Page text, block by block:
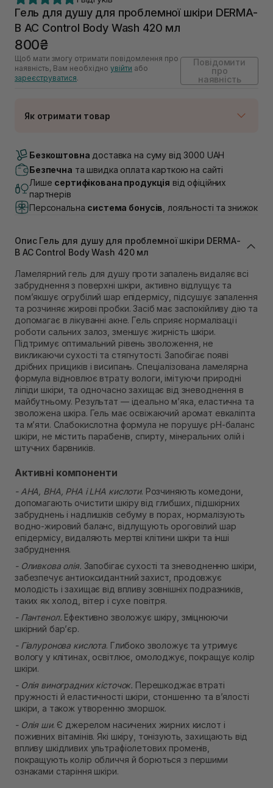
Гель для душу для проблемної шкіри DERMA-
B AC Control Body Wash 420 мл
800₴
Щоб мати змогу отримати повідомлення про
наявність, Вам необхідно увійти або
зареєструватися.
Повідомити
про
наявність
Як отримати товар
Немає в наявності!
Немає в наявності!
Самовивіз м. Львів, вул. Академіка Підстригача, 1В
(Duck’s Lake)
Немає в наявності!
Самовивіз м. Львів, вул. Степана Бандери 45
Немає в наявності!
Самовивіз м. Рівне, вул. 16-го Липня, 15
Немає в наявності!
Самовивіз м. Рівне, вул. Кулика і Гудачека 23 (ТЦ
Екватор)
Немає в наявності!
Безкоштовна доставка на суму від 3000 UAH
Безпечна та швидка оплата карткою на сайті
Лише сертифікована продукція від офіційних
партнерів
Персональна система бонусів , лояльності та знижок
Опис Гель для душу для проблемної шкіри DERMA-
B AC Control Body Wash 420 мл
Ламелярний гель для душу проти запалень видаляє всі
забруднення з поверхні шкіри, активно відлущує та
пом’якшує огрубілий шар епідермісу, підсушує запалення
та розчиняє жирові пробки. Засіб має заспокійливу дію та
допомагає в лікуванні акне. Гель сприяє нормалізації
роботи сальних залоз, зменшує жирність шкіри.
Підтримує оптимальний рівень зволоження, не
викликаючи сухості та стягнутості. Запобігає появі
дрібних прищиків і висипань. Спеціалізована ламелярна
формула відновлює втрату вологи, імітуючи природні
ліпіди шкіри, та одночасно захищає від зневоднення в
майбутньому. Результат — ідеально м’яка, еластична та
зволожена шкіра. Гель має освіжаючий аромат евкаліпта
та м’яти. Слабокислотна формула не порушує pH-баланс
шкіри, не містить парабенів, спирту, мінеральних олій і
штучних барвників.
Активні компоненти
- AHA, BHA, PHA і LHA кислоти. Розчиняють комедони,
допомагають очистити шкіру від глибших, підшкірних
забруднень і надлишків себуму в порах, нормалізують
водно-жировий баланс, відлущують ороговілий шар
епідермісу, видаляють мертві клітини шкіри та інші
забруднення.
- Оливкова олія. Запобігає сухості та зневодненню шкіри,
забезпечує антиоксидантний захист, продовжує
молодість і захищає від впливу зовнішніх подразників,
таких як холод, вітер і сухе повітря.
- Пантенол. Ефективно зволожує шкіру, зміцнюючи
шкірний бар’єр.
- Гіалуронова кислота. Глибоко зволожує та утримує
вологу у клітинах, освітлює, омолоджує, покращує колір
шкіри.
- Олія виноградних кісточок. Перешкоджає втраті
пружності й еластичності шкіри, стоншенню та в’ялості
шкіри, а також утворенню зморшок.
- Олія ши. Є джерелом насичених жирних кислот і
поживних вітамінів. Які шкіру, тонізують, захищають від
впливу шкідливих ультрафіолетових променів,
покращують колір обличчя й борються з першими
ознаками старіння шкіри.